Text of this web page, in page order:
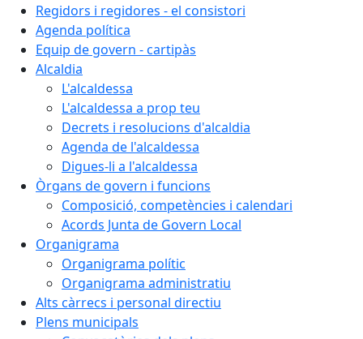
Regidors i regidores - el consistori
Agenda política
Equip de govern - cartipàs
Alcaldia
L'alcaldessa
L'alcaldessa a prop teu
Decrets i resolucions d'alcaldia
Agenda de l'alcaldessa
Digues-li a l'alcaldessa
Òrgans de govern i funcions
Composició, competències i calendari
Acords Junta de Govern Local
Organigrama
Organigrama polític
Organigrama administratiu
Alts càrrecs i personal directiu
Plens municipals